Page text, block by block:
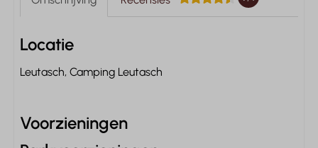
Locatie
Leutasch, Camping Leutasch
Voorzieningen